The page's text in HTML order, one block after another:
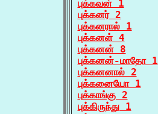
புக்கவன் 1
புக்கனர் 2
புக்கனரால் 1
புக்கனள் 4
புக்கனன் 8
புக்கனன்-மாதோ 1
புக்கனனால் 2
புக்கனையோ 1
புக்காங்கு 2
புக்கிருந்து 1